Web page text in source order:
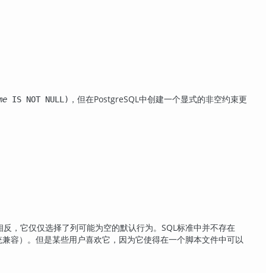
IS NOT NULL) ，但在PostgreSQL中创建一个显式的非空约束更
，它仅仅选择了列可能为空的默认行为。SQL标准中并不存在
容）。但是某些用户喜欢它，因为它使得在一个脚本文件中可以